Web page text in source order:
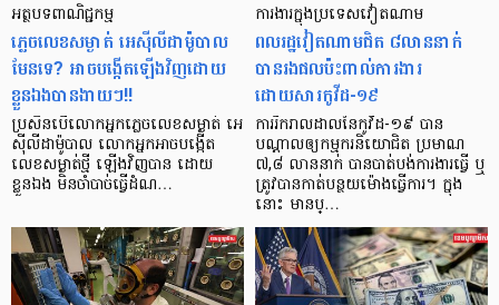
អត្ថបទពាណិជ្ជកម្ម
ភ្លេច​លេខសម្ងាត់ អេស៊ីលីដាម៉ូបាល
មែនទេ? អាច​បង្កើត​ឡើង​វិញ​ដោយ​
ខ្លួន​ឯង​បានងាយៗ!!
ប្រសិន​បើ​លោក​អ្នក​ភ្លេច​លេខ​សម្ងាត់ អេ
ស៊ីលីដាម៉ូបាល លោក​អ្នក​អាច​បង្កើត​
លេខ​សម្ងាត់​ថ្មី ឡើង​វិញ​​បាន ដោយ
ខ្លួនឯង មិន​ចាំបាច់​ធ្វើ​ដំណ…
ការងារក្នុងប្រទេសវៀតណាម
ពលរដ្ឋវៀតណាមជិត ៨លាននាក់
បានរងផលប៉ះពាល់ការងារ
ដោយសារកូវីដ-១៩
ការរីករាលដាលនៃកូវីដ-១៩ បាន
បណ្ដាលឲ្យកម្មករនិយោជិត ប្រមាណ
៧,៨ លាននាក់ បានបាត់បង់ការងារធ្វើ ឬ
ត្រូវបានកាត់បន្ថយម៉ោងធ្វើការ។ ក្នុង
នោះ មានប្…